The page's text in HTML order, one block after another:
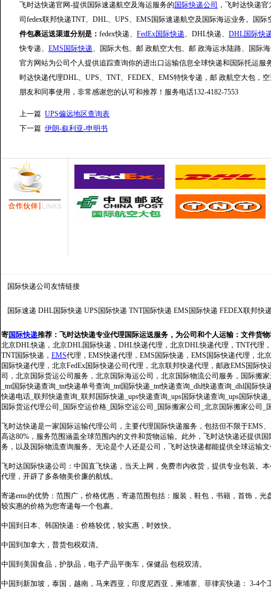
飞时达快递官网-提供国际速递航空及海运服务的 国际快递公司 ，飞时达快递
司fedex联邦快递TNT、DHL、UPS、EMS国际速递航空及国际海运业务。国
件包裹运送渠道分别是： fedex快递、 FedEx国际快递、DHL快递、 DHL国际快
快专递、 EMS国际快递、国际大包、邮 政航空大包、邮 政海运水陆路、国际
官方网站为公司个人提供追踪查询你的进出口运输信息全球快递和国际托运
时达快递代理DHL、UPS、TNT、FEDEX、EMS特快专递，邮 政航空大包，
朋友和同事使用，非常感谢您的认可和推荐！服务电话132-4182-7553
上一篇 UPS偏远地区查询表
下一篇 伊朗-叙利亚-申明书
国际快递公司 友情链接
国际速递 DHL国际快递 UPS国际快递 TNT国际快递 EMS国际快递 FEDEX联邦快
寄国际快递推荐： 飞时达快递专业代理国际运送服务，为公司和个人运输：文件货
北京DHL快递，北京DHL国际快递，DHL快递代理，北京DHL快递代理，TNT代理
TNT国际快递， EMS代理，EMS快递代理，EMS国际快递，EMS国际快递代理，北
国际快递代理，北京FedEx国际快递公司代理，北京联邦快递代理，邮政EMS国际
司，北京国际货运公司服务，北京国际海运公司，北京国际物流公司服务，国际搬
_tnt国际快递查询_tnt快递单号查询_tnt国际快递_tnt快递查询_dhl快递查询_dhl国际
快递电话_联邦快递查询_联邦国际快递_ups快递查询_ups国际快递查询_ups国际快
国际货运代理公司_国际空运价格_国际空运公司_国际搬家公司_北京国际搬家公司_
飞时达快递是一家国际运输代理公司，主要代理国际快递服务，包括但不限于EMS
高达80%，服务范围涵盖全球范围内的文件和货物运输。此外，飞时达快递还提供
务，以及国际物流查询服务。无论是个人还是公司，飞时达快递都能提供全球运输
飞时达国际快递公司：中国直飞快递，当天上网，免费市内收货，提供专业包装。
代理，开辟了多条物美价廉的航线。
寄递ems的优势：范围广，价格优惠，寄递范围包括：服装，鞋包，书籍，首饰，
较实惠的价格为您寄递每一个包裹。
中国到日本、韩国快递：价格较优，较实惠，时效快。
中国到加拿大，普货包税双清。
中国到美国食品，护肤品，电子产品平衡车，保健品 包税双清。
中国到新加坡，泰国，越南，马来西亚，印度尼西亚，柬埔寨、菲律宾快递： 3-4个